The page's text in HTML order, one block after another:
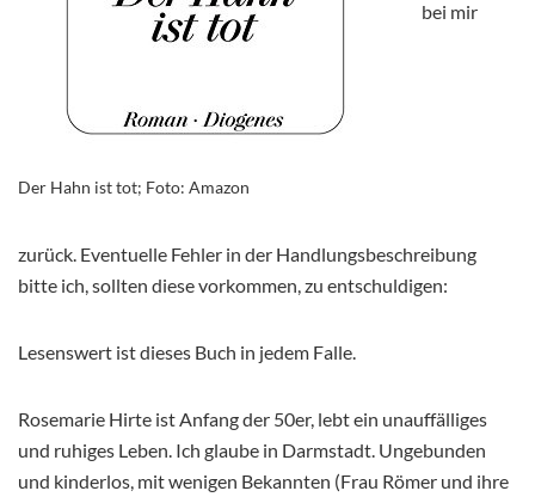
Der Hahn ist tot; Foto: Amazon
bei mir
zurück. Eventuelle Fehler in der Handlungsbeschreibung
bitte ich, sollten diese vorkommen, zu entschuldigen:
Lesenswert ist dieses Buch in jedem Falle.
Rosemarie Hirte ist Anfang der 50er, lebt ein unauffälliges
und ruhiges Leben. Ich glaube in Darmstadt. Ungebunden
und kinderlos, mit wenigen Bekannten (Frau Römer und ihre